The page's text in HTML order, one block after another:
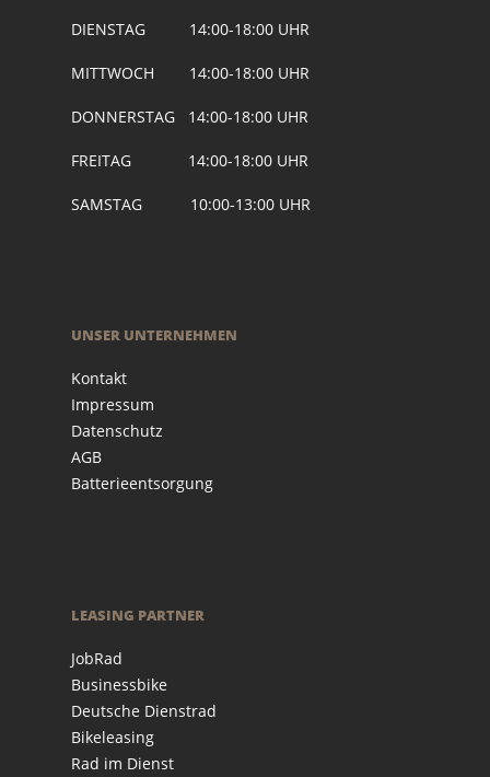
DIENSTAG 14:00-18:00 UHR
MITTWOCH 14:00-18:00 UHR
DONNERSTAG 14:00-18:00 UHR
FREITAG 14:00-18:00 UHR
SAMSTAG 10:00-13:00 UHR
UNSER UNTERNEHMEN
Kontakt
Impressum
Datenschutz
AGB
Batterieentsorgung
LEASING PARTNER
JobRad
Businessbike
Deutsche Dienstrad
Bikeleasing
Rad im Dienst